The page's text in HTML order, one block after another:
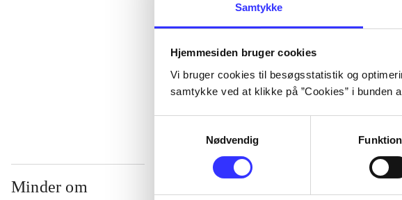
Samtykke
Hjemmesiden bruger cookies
Vi bruger cookies til besøgsstatistik og
samtykke ved at klikke på ”Cookies” i bunden
Nødvendig
...
Minder om